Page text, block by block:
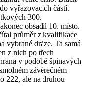
vyřazovacích částí.
300.
obsadil 10. místo.
průměr z kvalifikace
vybrané dráze. Ta samá
z nich po třech
v podobě špinavých
závěrečném
222, ale na druhou